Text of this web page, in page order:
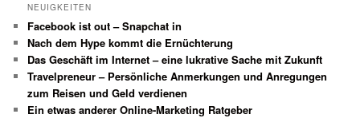
NEUIGKEITEN
Facebook ist out – Snapchat in
Nach dem Hype kommt die Ernüchterung
Das Geschäft im Internet – eine lukrative Sache mit Zukunft
Travelpreneur – Persönliche Anmerkungen und Anregungen
zum Reisen und Geld verdienen
Ein etwas anderer Online-Marketing Ratgeber